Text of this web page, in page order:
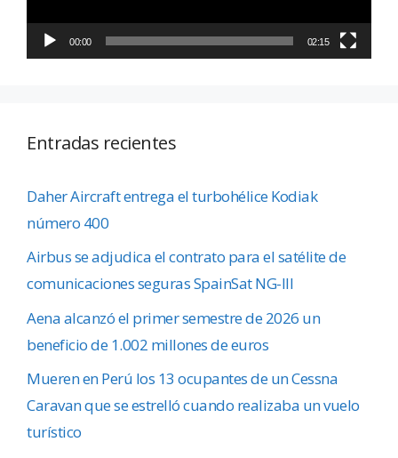
00:00 02:15
Entradas recientes
Daher Aircraft entrega el turbohélice Kodiak
número 400
Airbus se adjudica el contrato para el satélite de
comunicaciones seguras SpainSat NG-III
Aena alcanzó el primer semestre de 2026 un
beneficio de 1.002 millones de euros
Mueren en Perú los 13 ocupantes de un Cessna
Caravan que se estrelló cuando realizaba un vuelo
turístico